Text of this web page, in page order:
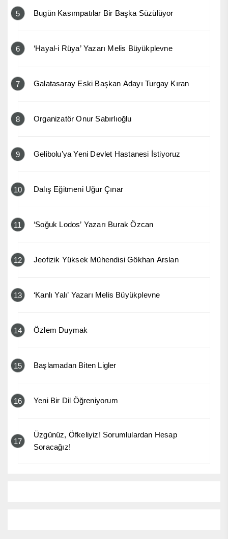
5 Bugün Kasımpatılar Bir Başka Süzülüyor
6 ‘Hayal-i Rüya’ Yazarı Melis Büyükplevne
7 Galatasaray Eski Başkan Adayı Turgay Kıran
8 Organizatör Onur Sabırlıoğlu
9 Gelibolu’ya Yeni Devlet Hastanesi İstiyoruz
10 Dalış Eğitmeni Uğur Çınar
11 ‘Soğuk Lodos’ Yazarı Burak Özcan
12 Jeofizik Yüksek Mühendisi Gökhan Arslan
13 ‘Kanlı Yalı’ Yazarı Melis Büyükplevne
14 Özlem Duymak
15 Başlamadan Biten Ligler
16 Yeni Bir Dil Öğreniyorum
17
Üzgünüz, Öfkeliyiz! Sorumlulardan Hesap
Soracağız!